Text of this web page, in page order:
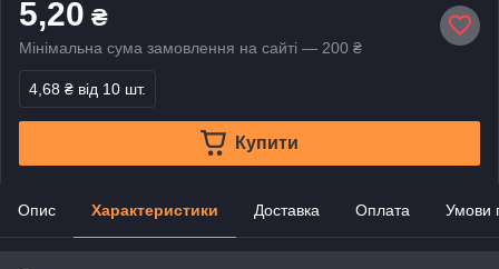
5,20 ₴
Мінімальна сума замовлення на сайті — 200 ₴
4,68 ₴ від 10 шт.
Купити
Опис Характеристики Доставка Оплата Умови